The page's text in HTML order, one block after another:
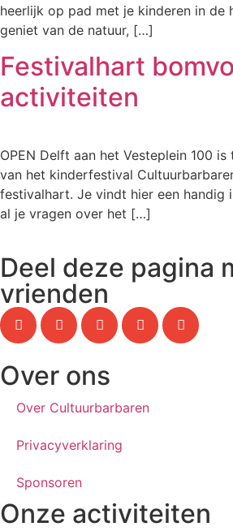
heerlijk op pad met je kinderen in de
geniet van de natuur, […]
Festivalhart
activiteiten
OPEN Delft aan het Vesteplein 100
van het kinderfestival
festivalhart. Je vindt hier een handig
al je vragen over het […]
Deel deze pagina
vrienden
Over ons
Over Cultuurbarbaren
Privacyverklaring
Sponsoren
Onze activiteiten